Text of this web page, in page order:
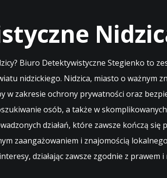
Biuro Detektywistyczne Stegienko to
nidzickiego. Nidzica, miasto o ważnym
w zakresie ochrony prywatności oraz
osób, a także w
działań, które zawsze kończą
zaangażowaniem i znajomością
działając zawsze zgodnie z